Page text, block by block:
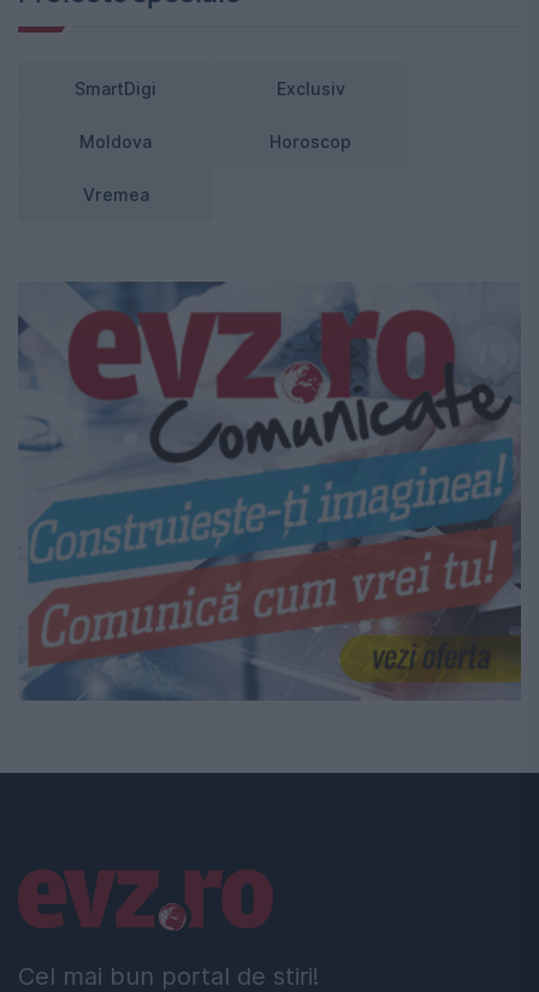
SmartDigi Exclusiv
Moldova Horoscop
Vremea
Cel mai bun portal de stiri!
Linkuri utile